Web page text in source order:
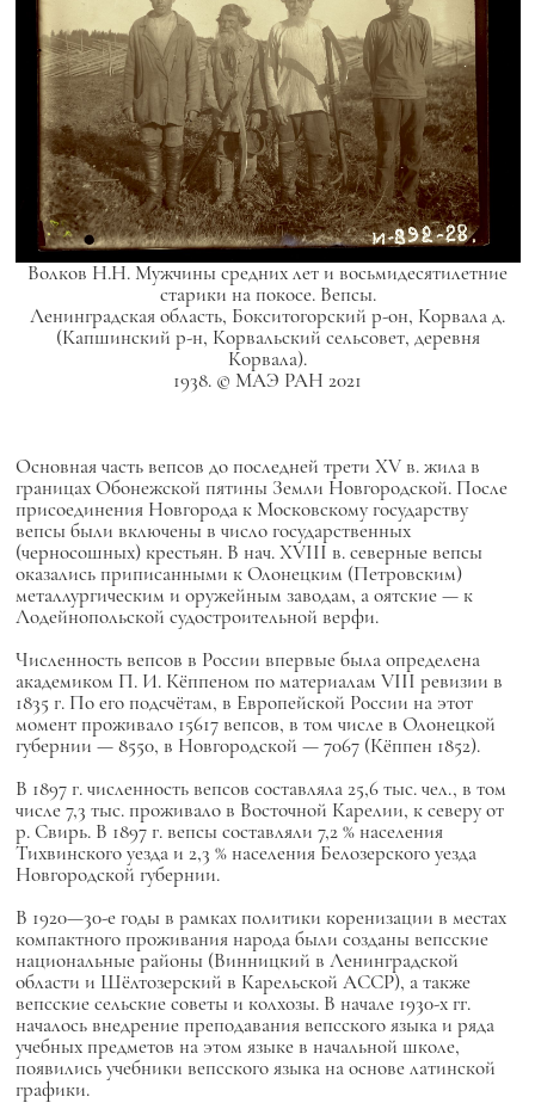
Волков Н.Н. Мужчины средних лет и восьмидесятилетние
старики на покосе. Вепсы.
Ленинградская область, Бокситогорский р-он, Корвала д.
(Капшинский р-н, Корвальский сельсовет, деревня
Корвала).
1938. © МАЭ РАН 2021
Основная часть вепсов до последней трети XV в. жила в
границах Обонежской пятины Земли Новгородской. После
присоединения Новгорода к Московскому государству
вепсы были включены в число государственных
(черносошных) крестьян. В нач. XVIII в. северные вепсы
оказались приписанными к Олонецким (Петровским)
металлургическим и оружейным заводам, а оятские — к
Лодейнопольской судостроительной верфи.
Численность вепсов в России впервые была определена
академиком П. И. Кёппеном по материалам VIII ревизии в
1835 г. По его подсчётам, в Европейской России на этот
момент проживало 15617 вепсов, в том числе в Олонецкой
губернии — 8550, в Новгородской — 7067 (Кёппен 1852).
В 1897 г. численность вепсов составляла 25,6 тыс. чел., в том
числе 7,3 тыс. проживало в Восточной Карелии, к северу от
р. Свирь. В 1897 г. вепсы составляли 7,2 % населения
Тихвинского уезда и 2,3 % населения Белозерского уезда
Новгородской губернии.
В 1920—30-е годы в рамках политики коренизации в местах
компактного проживания народа были созданы вепсские
национальные районы (Винницкий в Ленинградской
области и Шёлтозерский в Карельской АССР), а также
вепсские сельские советы и колхозы. В начале 1930-х гг.
началось внедрение преподавания вепсского языка и ряда
учебных предметов на этом языке в начальной школе,
появились учебники вепсского языка на основе латинской
графики.